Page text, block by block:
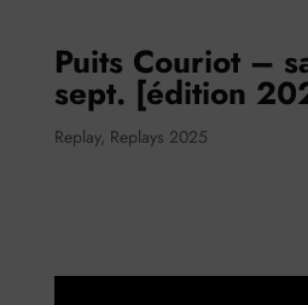
Puits Couriot –
sept. [édition
Replay, Replays 2025